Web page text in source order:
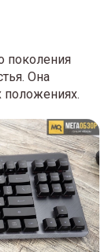
поколения
Она
положениях.